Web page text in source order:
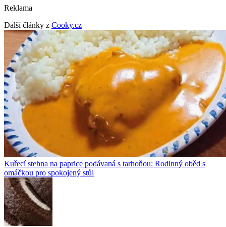
Reklama
Další články z Cooky.cz
Kuřecí stehna na paprice podávaná s tarhoňou: Rodinný oběd s
omáčkou pro spokojený stůl